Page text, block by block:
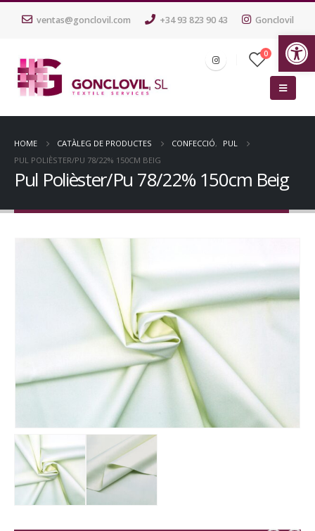
ventas@gonclovil.com +34 93 823 90 43 Gonclovil
0
HOME CATÀLEG DE PRODUCTES CONFECCIÓ,
PUL
PUL POLIÈSTER/PU 78/22% 150CM BEIG
Pul Polièster/Pu 78/22% 150cm Beig